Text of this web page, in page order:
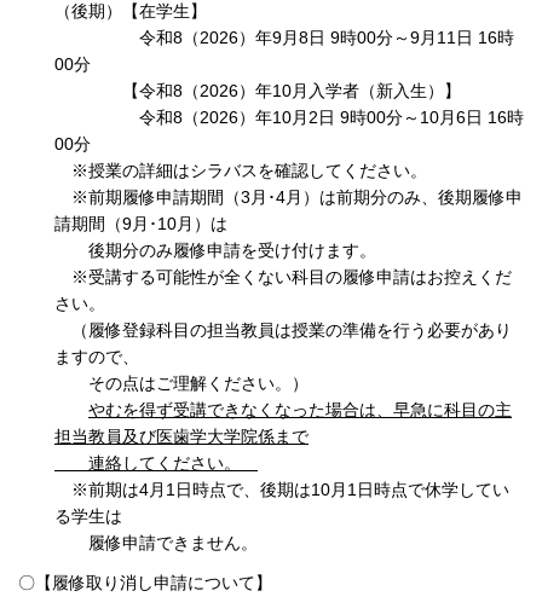
（後期）【在学生】
令和8（2026）年9月8日 9時00分～9月11日 16時
00分
【令和8（2026）年10月入学者（新入生）】
令和8（2026）年10月2日 9時00分～10月6日 16時
00分
※授業の詳細はシラバスを確認してください。
※前期履修申請期間（3月･4月）は前期分のみ、後期履修申
請期間（9月･10月）は
後期分のみ履修申請を受け付けます。
※受講する可能性が全くない科目の履修申請はお控えくだ
さい。
（履修登録科目の担当教員は授業の準備を行う必要があり
ますので、
その点はご理解ください。）
やむを得ず受講できなくなった場合は、早急に科目の主
担当教員及び医歯学大学院係まで
連絡してください。
※前期は4月1日時点で、後期は10月1日時点で休学してい
る学生は
履修申請できません。
〇【履修取り消し申請について】